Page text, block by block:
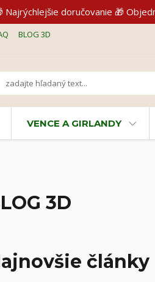
Najrýchlejšie doručovanie 🎁
BLOG 3D
VENCE A GIRLANDY
3D
články